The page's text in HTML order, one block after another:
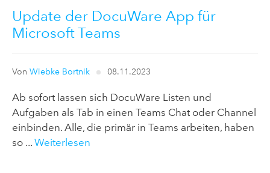
Update der DocuWare App für
Microsoft Teams
Von Wiebke Bortnik 08.11.2023
Ab sofort lassen sich DocuWare Listen und
Aufgaben als Tab in einen Teams Chat oder Channel
einbinden. Alle, die primär in Teams arbeiten, haben
so ... Weiterlesen